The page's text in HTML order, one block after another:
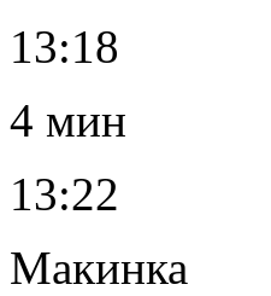
13:18
4 мин
13:22
Макинка